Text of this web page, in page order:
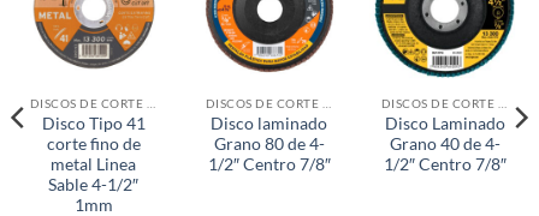
Disco Tipo 41
corte fino de
metal Linea
Sable 4-1/2″
1mm
Disco laminado
Grano 80 de 4-
1/2″ Centro 7/8″
Disco Laminado
Grano 40 de 4-
1/2″ Centro 7/8″